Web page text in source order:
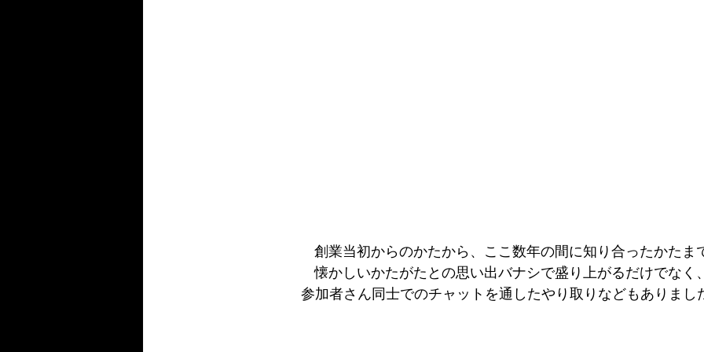
創業当初からのかたから、ここ数年の間に知り合ったかたま
懐かしいかたがたとの思い出バナシで盛り上がるだけでなく、
参加者さん同士でのチャットを通したやり取りなどもありまし